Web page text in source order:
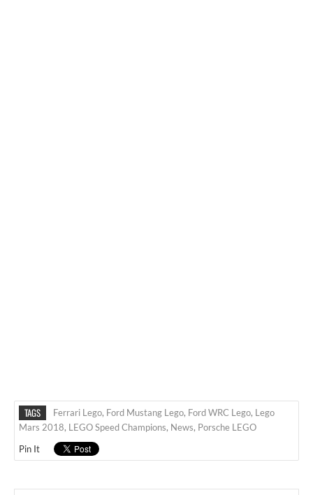
TAGS Ferrari Lego, Ford Mustang Lego, Ford WRC Lego, Lego
Mars 2018, LEGO Speed Champions, News, Porsche LEGO
Pin It